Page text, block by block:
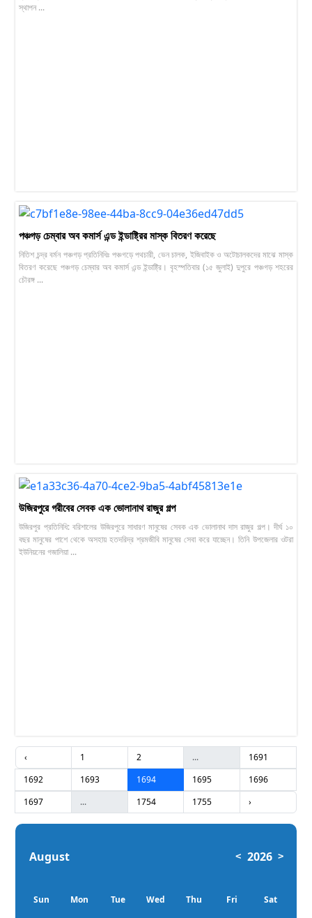
স্থাপন ...
পঞ্চগড় চেম্বার অব কমার্স এন্ড ইন্ডাষ্ট্রির মাস্ক বিতরণ করেছে
নিতিশ চন্দ্র বর্মন পঞ্চগড় প্রতিনিধিঃ পঞ্চগড়ে পথচারী, ভেন চালক, ইজিবাইক ও অটোচালকদের মাঝে মাস্ক
বিতরণ করেছে পঞ্চগড় চেম্বার অব কমার্স এন্ড ইন্ডাষ্ট্রি। বৃহস্পতিবার (১৫ জুলাই) দুপুরে পঞ্চগড় শহরের
চৌরঙ্গ ...
উজিরপুরে গরীবের সেবক এক ভোলানাথ রাজুর গল্প
উজিরপুর প্রতিনিধি: বরিশালের উজিরপুরে সাধারণ মানুষের সেবক এক ভোলানাথ দাস রাজুর গল্প। দীর্ঘ ১০
বছর মানুষের পাশে থেকে অসহায় হতদরিদ্র শ্রমজীবি মানুষের সেবা করে যাচ্ছেন। তিনি উপজেলার ওটরা
ইউনিয়নের গজালিয়া ...
‹ 1 2 ...
1691
1692
1693 1694 1695
1696
1697
... 1754 1755 ›
August < 2026 >
Sun Mon Tue Wed Thu Fri Sat